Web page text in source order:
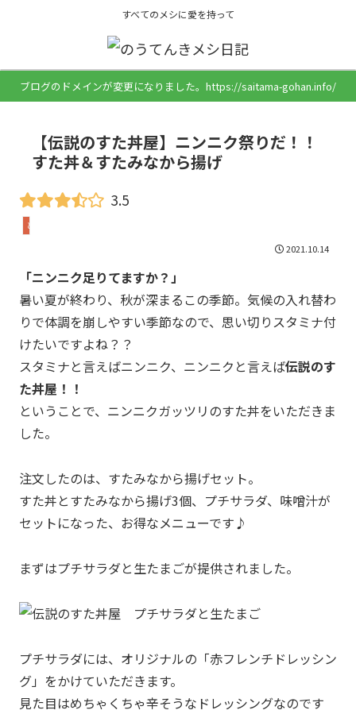
すべてのメシに愛を持って
ブログのドメインが変更になりました。https://saitama-gohan.info/
【伝説のすた丼屋】ニンニク祭りだ！！
すた丼＆すたみなから揚げ
3.5
どんぶり
2021.10.14
「ニンニク足りてますか？」
暑い夏が終わり、秋が深まるこの季節。気候の入れ替わ
りで体調を崩しやすい季節なので、思い切りスタミナ付
けたいですよね？？
スタミナと言えばニンニク、ニンニクと言えば伝説のす
た丼屋！！
ということで、ニンニクガッツリのすた丼をいただきま
した。
注文したのは、すたみなから揚げセット。
すた丼とすたみなから揚げ3個、プチサラダ、味噌汁が
セットになった、お得なメニューです♪
まずはプチサラダと生たまごが提供されました。
プチサラダには、オリジナルの「赤フレンチドレッシン
グ」をかけていただきます。
見た目はめちゃくちゃ辛そうなドレッシングなのです